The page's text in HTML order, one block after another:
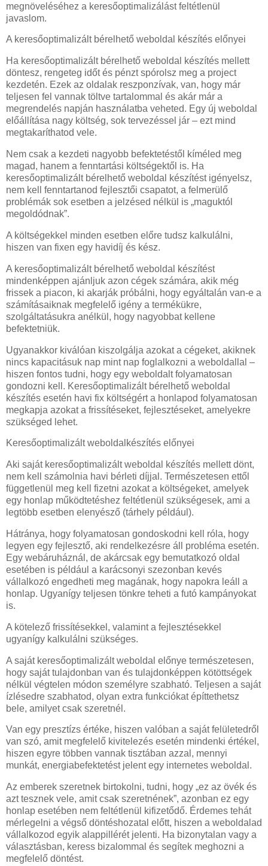
megnöveléséhez a keresőoptimalizálást feltétlenül
javaslom.
A keresőoptimalizált bérelhető weboldal készítés előnyei
Ha keresőoptimalizált bérelhető weboldal készítés mellett
döntesz, rengeteg időt és pénzt spórolsz meg a project
kezdetén. Ezek az oldalak reszponzívak, van, hogy már
teljesen fel vannak töltve tartalommal és akár már a
megrendelés napján használatba veheted. Egy új weboldal
előállítása nagy költség, sok tervezéssel jár – ezt mind
megtakaríthatod vele.
Nem csak a kezdeti nagyobb befektetéstől kíméled meg
magad, hanem a fenntartási költségektől is. Ha
keresőoptimalizált bérelhető weboldal készítést igényelsz,
nem kell fenntartanod fejlesztői csapatot, a felmerülő
problémák sok esetben a jelzésed nélkül is „maguktól
megoldódnak”.
A költségekkel minden esetben előre tudsz kalkulálni,
hiszen van fixen egy havidíj és kész.
A keresőoptimalizált bérelhető weboldal készítést
mindenképpen ajánljuk azon cégek számára, akik még
frissek a piacon, ki akarják próbálni, hogy egyáltalán van-e a
számításaiknak megfelelő igény a termékükre,
szolgáltatásukra anélkül, hogy nagyobbat kellene
befektetniük.
Ugyanakkor kiválóan kiszolgálja azokat a cégeket, akiknek
nincs kapacitásuk nap mint nap foglalkozni a weboldallal –
hiszen fontos tudni, hogy egy weboldalt folyamatosan
gondozni kell. Keresőoptimalizált bérelhető weboldal
készítés esetén havi fix költségért a honlapod folyamatosan
megkapja azokat a frissítéseket, fejlesztéseket, amelyekre
szükséged lehet.
Keresőoptimalizált weboldalkészítés előnyei
Aki saját keresőoptimalizált weboldal készítés mellett dönt,
nem kell számolnia havi bérleti díjjal. Természetesen ettől
függetlenül meg kell fizetni azokat a költségeket, amelyek
egy honlap működtetéshez feltétlenül szükségesek, ami a
legtöbb esetben elenyésző (tárhely például).
Hátránya, hogy folyamatosan gondoskodni kell róla, hogy
legyen egy fejlesztő, aki rendelkezésre áll probléma esetén.
Egy webáruháznál, de akárcsak egy bemutatkozó oldal
esetében is például a karácsonyi szezonban kevés
vállalkozó engedheti meg magának, hogy napokra leáll a
honlap. Ugyanígy teljesen tönkre teheti a futó kampányokat
is.
A kötelező frissítésekkel, valamint a fejlesztésekkel
ugyanígy kalkulálni szükséges.
A saját keresőoptimalizált weboldal előnye természetesen,
hogy saját tulajdonban van és tulajdonképpen kötöttségek
nélkül végtelen módon személyre szabható. Teljesen a saját
ízlésedre szabhatod, olyan extra funkciókat építtethetsz
bele, amilyet csak szeretnél.
Van egy presztízs értéke, hiszen valóban a saját felületedről
van szó, amit megfelelő kivitelezés esetén mindenki értékel,
hiszen egyre többen vannak tisztában azzal, mennyi
munkát, energiabefektetést jelent egy internetes weboldal.
Az emberek szeretnek birtokolni, tudni, hogy „ez az övék és
azt tesznek vele, amit csak szeretnének”, azonban ez egy
honlap esetében nem feltétlenül kifizetődő. Érdemes tehát
mérlegelni a végső döntéshozatal előtt, hiszen a weboldalad
vállalkozod egyik alappillérét jelenti. Ha bizonytalan vagy a
választásban, keress bizalommal és segítek meghozni a
megfelelő döntést.